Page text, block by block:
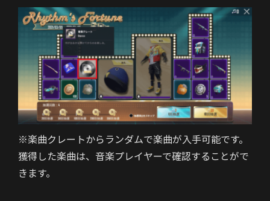
※楽曲クレートからランダムで楽曲が入手可能です。
獲得した楽曲は、音楽プレイヤーで確認することがで
きます。